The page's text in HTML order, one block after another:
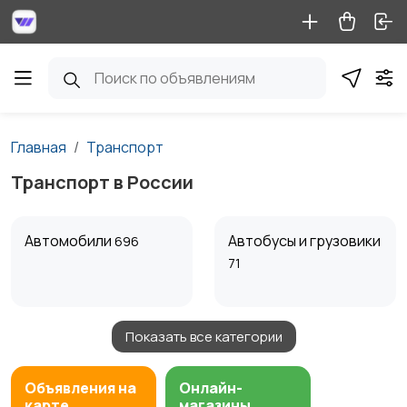
Главная Транспорт
Транспорт в России
Автомобили 696 Автобусы и грузовики
71
Мототехника 85 Водный транспорт
Показать все категории
Объявления на
Онлайн-